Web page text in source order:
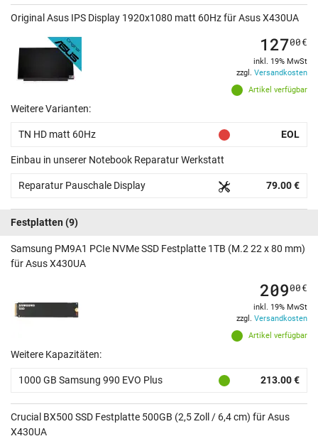
Original Asus IPS Display 1920x1080 matt 60Hz für Asus X430UA
Artikel verfügbar
12700€
inkl. 19% MwSt
zzgl. Versandkosten
Weitere Varianten:
TN HD matt 60Hz EOL
Einbau in unserer Notebook Reparatur Werkstatt
Reparatur Pauschale Display 79.00 €
Festplatten (9)
Samsung PM9A1 PCIe NVMe SSD Festplatte 1TB (M.2 22 x 80 mm)
für Asus X430UA
Artikel verfügbar
20900€
inkl. 19% MwSt
zzgl. Versandkosten
Weitere Kapazitäten:
1000 GB Samsung 990 EVO Plus 213.00 €
Crucial BX500 SSD Festplatte 500GB (2,5 Zoll / 6,4 cm) für Asus
X430UA